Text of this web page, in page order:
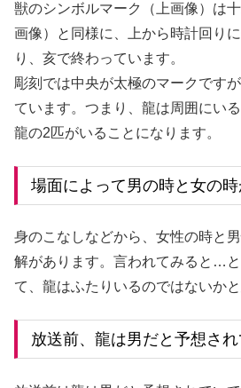
獣のシンボルマーク（上画像）は
画像）と同様に、上から時計回り
り、亥で終わっています。
彫刻では中央が太極のマークです
ています。つまり、龍は周囲にい
龍の2匹がいることになります。
場面によって男の時と女の時
身のこなしなどから、女性の時と
解があります。言われてみると…
て、龍はふたりいるのではないかと
放送前、龍は男だと予想され